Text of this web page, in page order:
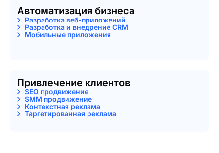
Автоматизация бизнеса
Разработка веб-приложений
Разработка и внедрение CRM
Мобильные приложения
Привлечение клиентов
SEO продвижение
SMM продвижение
Контекстная реклама
Таргетированная реклама